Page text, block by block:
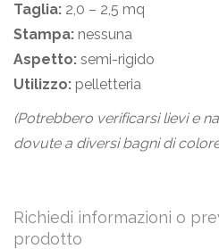
Taglia: 2,0 – 2,5 mq
Stampa: nessuna
Aspetto: semi-rigido
Utilizzo: pelletteria
(Potrebbero verificarsi lievi e
dovute a diversi bagni di
Richiedi informazioni o
prodotto